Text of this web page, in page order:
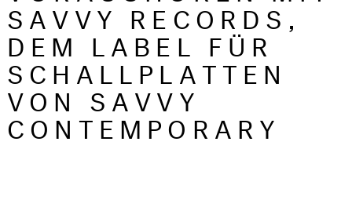
SAVVY RECORDS,
DEM LABEL FÜR
SCHALLPLATTEN
VON SAVVY
CONTEMPORARY